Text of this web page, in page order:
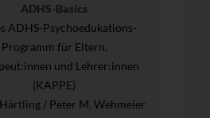
ADHS-Basics
ADHS-Psychoedukations-
Programm für Eltern,
und Lehrer:innen
(KAPPE)
/ Peter M. Wehmeier